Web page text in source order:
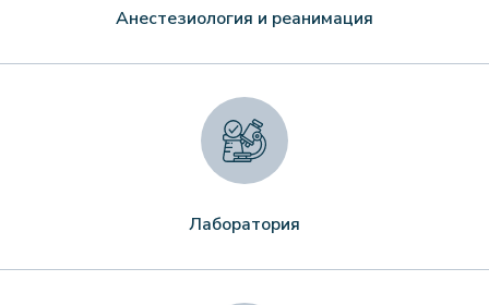
Анестезиология и реанимация
Лаборатория